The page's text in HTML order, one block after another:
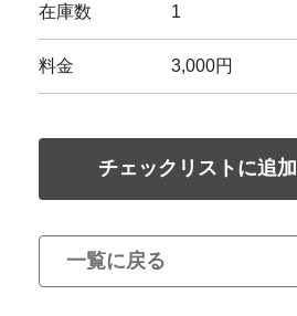
在庫数 1
料金 3,000円
チェックリストに追加
一覧に戻る